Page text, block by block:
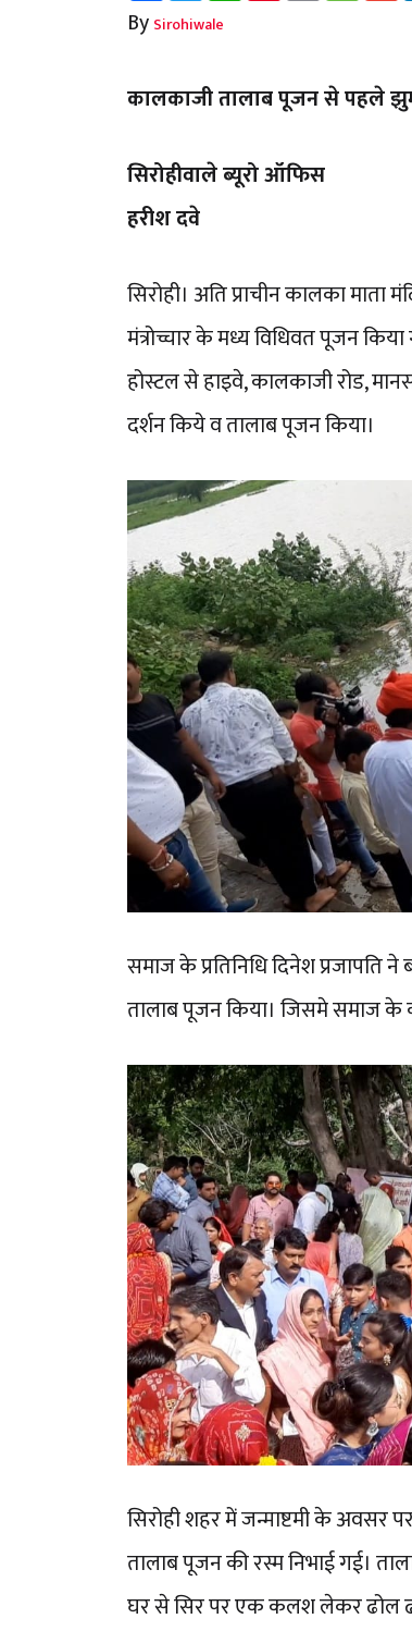
By Sirohiwale
कालकाजी तालाब पूजन से पहले
सिरोहीवाले ब्यूरो ऑफिस
हरीश दवे
सिरोही। अति प्राचीन कालका माता
मंत्रोच्चार के मध्य विधिवत पूजन
होस्टल से हाइवे, कालकाजी रोड,
दर्शन किये व तालाब पूजन किया।
समाज के प्रतिनिधि दिनेश प्रजापति
तालाब पूजन किया। जिसमे समाज के
सिरोही शहर में जन्माष्टमी के अवसर
तालाब पूजन की रस्म निभाई गई।
घर से सिर पर एक कलश लेकर ढोल